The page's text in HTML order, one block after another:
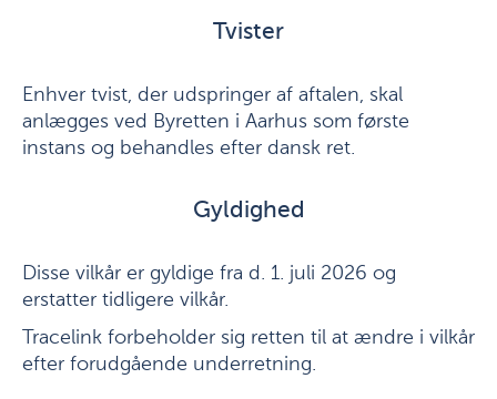
Tvister
Enhver tvist, der udspringer af aftalen, skal
anlægges ved Byretten i Aarhus som første
instans og behandles efter dansk ret.
Gyldighed
Disse vilkår er gyldige fra d. 1. juli 2026 og
erstatter tidligere vilkår.
Tracelink forbeholder sig retten til at ændre i vilkår
efter forudgående underretning.